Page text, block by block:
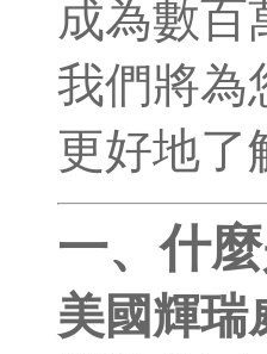
成為數百
我們將為
更好地了
一、什
美國輝瑞